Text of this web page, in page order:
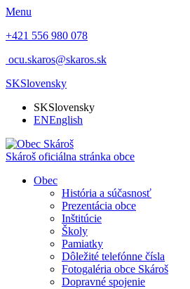
Menu
+421 556 980 078
ocu.skaros@skaros.sk
SKSlovensky
SKSlovensky
ENEnglish
Skároš oficiálna stránka obce
Obec
História a súčasnosť
Prezentácia obce
Inštitúcie
Školy
Pamiatky
Dôležité telefónne čísla
Fotogaléria obce Skároš
Dopravné spojenie